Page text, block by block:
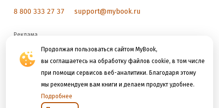
Продолжая пользоваться сайтом MyBook,
вы соглашаетесь на обработку файлов cookie, в том числе
при помощи сервисов веб-аналитики. Благодаря этому
мы рекомендуем вам книги и делаем продукт удобнее.
Подробнее
8 800 333 27 37 support@mybook.ru
Реклама
reklama@litres.ru
Мы принимаем к оплате